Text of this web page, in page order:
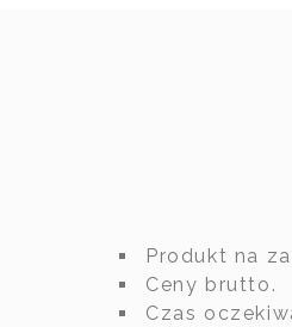
Produkt na
Ceny brutto.
Czas
Indeks